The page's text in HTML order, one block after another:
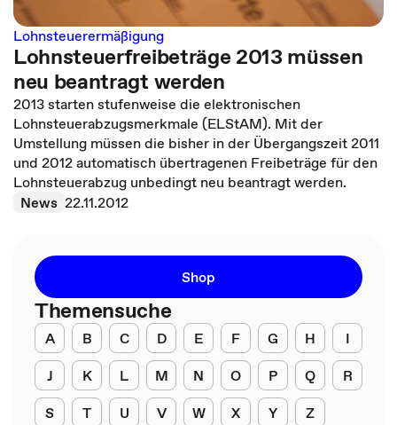
Lohnsteuerermäßigung
Lohnsteuerfreibeträge 2013 müssen
neu beantragt werden
2013 starten stufenweise die elektronischen
Lohnsteuerabzugsmerkmale (ELStAM). Mit der
Umstellung müssen die bisher in der Übergangszeit 2011
und 2012 automatisch übertragenen Freibeträge für den
Lohnsteuerabzug unbedingt neu beantragt werden.
News 22.11.2012
Shop
Themensuche
A B C D E F G H
I
J
K L M N O P Q
R
S
T U V W X Y Z